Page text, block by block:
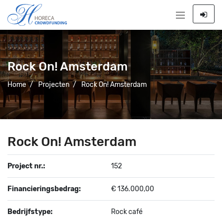
Rock On! Amsterdam
Home / Projecten / Rock On! Amsterdam
Rock On! Amsterdam
Project nr.: 152
Financieringsbedrag: € 136.000,00
Bedrijfstype: Rock café